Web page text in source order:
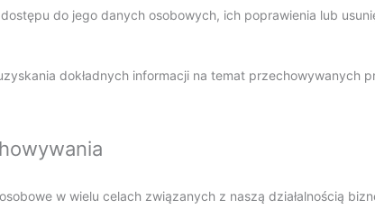
do jego danych osobowych, ich poprawienia lub
dokładnych informacji na temat przechowywanych
w wielu celach związanych z naszą działalnością